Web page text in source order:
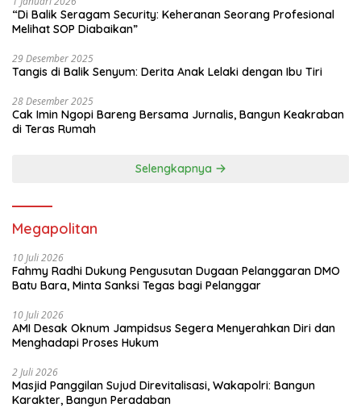
“Di Balik Seragam Security: Keheranan Seorang Profesional
Melihat SOP Diabaikan”
29 Desember 2025
Tangis di Balik Senyum: Derita Anak Lelaki dengan Ibu Tiri
28 Desember 2025
Cak Imin Ngopi Bareng Bersama Jurnalis, Bangun Keakraban
di Teras Rumah
Selengkapnya
Megapolitan
10 Juli 2026
Fahmy Radhi Dukung Pengusutan Dugaan Pelanggaran DMO
Batu Bara, Minta Sanksi Tegas bagi Pelanggar
10 Juli 2026
AMI Desak Oknum Jampidsus Segera Menyerahkan Diri dan
Menghadapi Proses Hukum
2 Juli 2026
Masjid Panggilan Sujud Direvitalisasi, Wakapolri: Bangun
Karakter, Bangun Peradaban